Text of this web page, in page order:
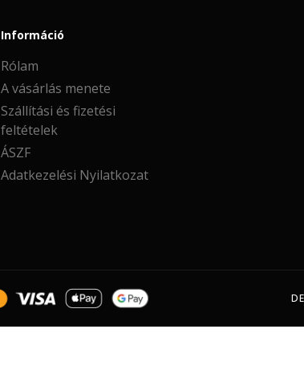
Információ
Rólam
A vásárlás menete
Szállítási és fizetési
feltételek
ÁSZF
Adatkezelési Nyilatkozat